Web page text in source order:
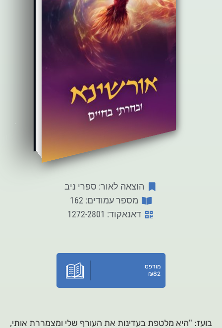
הוצאה לאור: ספרי ניב
מספר עמודים: 162
דאנאקוד: 1272-2801
מודפס
₪82
בועז: "היא מלטפת בעדינות את העורף שלי ומצמררת אותי,